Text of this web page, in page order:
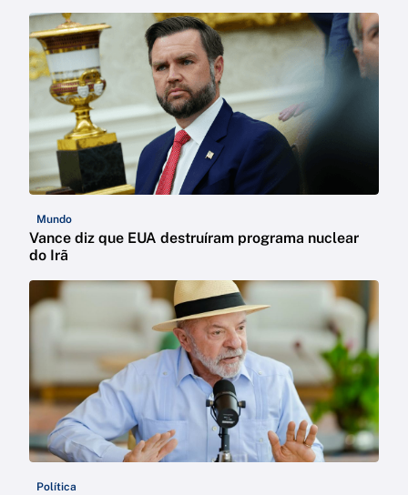
Mundo
Vance diz que EUA destruíram programa nuclear
do Irã
Política